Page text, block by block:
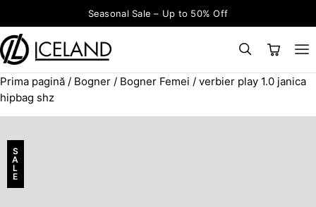
Seasonal Sale – Up to 50% Off
Search for:
CAUTĂ ×
Prima pagină / Bogner / Bogner Femei / verbier play 1.0 janica
hipbag shz
S
A
L
E